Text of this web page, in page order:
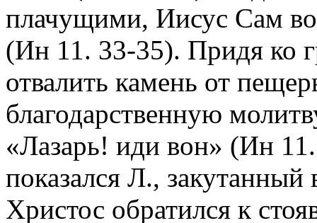
плачущими, Иисус Сам
(Ин 11. 33-35). Придя ко
отвалить камень от
благодарственную
«Лазарь! иди вон» (Ин
показался Л.,
Христос обратился к